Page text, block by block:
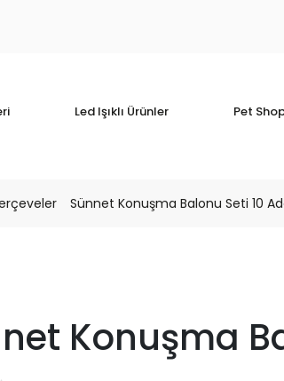
Led Işıklı Ürünler Pet
Sünnet Konuşma Balonu Seti 10
Konuşma